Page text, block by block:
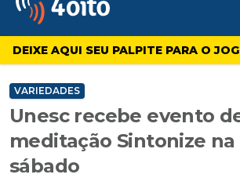
4oito
DEIXE AQUI SEU PALPITE PARA O
VARIEDADES
Unesc recebe evento
meditação Sintonize na
sábado